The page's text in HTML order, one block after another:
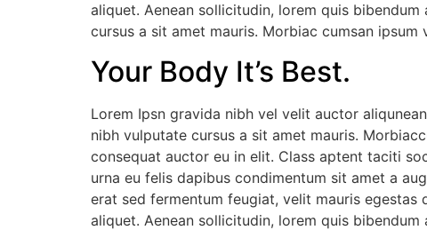
aliquet. Aenean sollicitudin, lorem quis
cursus a sit amet mauris. Morbiac cumsan
Your Body It’s Best.
Lorem Ipsn gravida nibh vel velit auctor
nibh vulputate cursus a sit amet mauris.
consequat auctor eu in elit. Class aptent taciti
urna eu felis dapibus condimentum sit amet a
erat sed fermentum feugiat, velit mauris egestas
aliquet. Aenean sollicitudin, lorem quis